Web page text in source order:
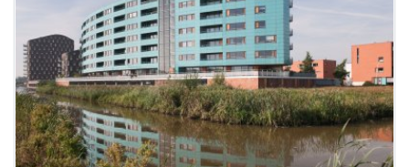
Om kans te
maken moet je
binnen 15
minuten
reageren.
Stekkies helpt
je hierbij!